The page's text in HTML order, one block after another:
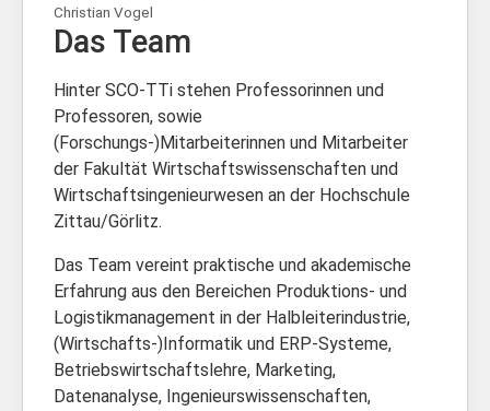
Christian Vogel
Das Team
Hinter SCO-TTi stehen Professorinnen und
Professoren, sowie
(Forschungs-)Mitarbeiterinnen und Mitarbeiter
der Fakultät Wirtschaftswissenschaften und
Wirtschaftsingenieurwesen an der Hochschule
Zittau/Görlitz.
Das Team vereint praktische und akademische
Erfahrung aus den Bereichen Produktions- und
Logistikmanagement in der Halbleiterindustrie,
(Wirtschafts-)Informatik und ERP-Systeme,
Betriebswirtschaftslehre, Marketing,
Datenanalyse, Ingenieurswissenschaften,